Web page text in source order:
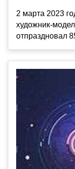
2 марта 2023
художник-
отпраздновал